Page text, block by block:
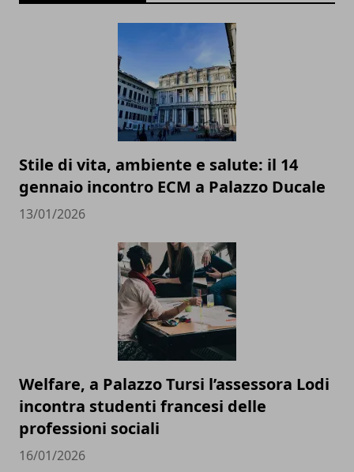
Stile di vita, ambiente e salute: il 14
gennaio incontro ECM a Palazzo Ducale
13/01/2026
Welfare, a Palazzo Tursi l’assessora Lodi
incontra studenti francesi delle
professioni sociali
16/01/2026